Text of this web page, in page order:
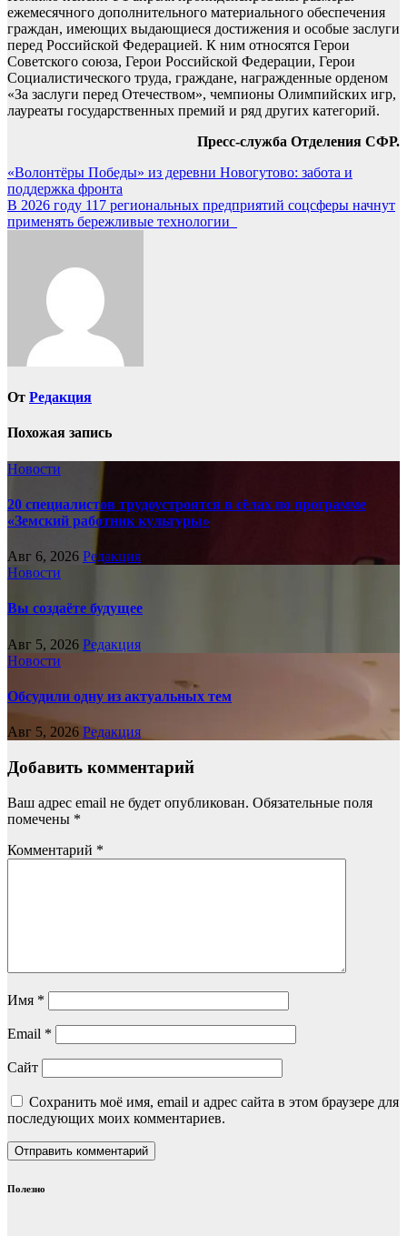
ежемесячного дополнительного материального обеспечения
граждан, имеющих выдающиеся достижения и особые заслуги
перед Российской Федерацией. К ним относятся Герои
Советского союза, Герои Российской Федерации, Герои
Социалистического труда, граждане, награжденные орденом
«За заслуги перед Отечеством», чемпионы Олимпийских игр,
лауреаты государственных премий и ряд других категорий.
Пресс-служба Отделения CФР.
Навигация
по
записям
«Волонтёры Победы» из деревни Новогутово: забота и
поддержка фронта
В 2026 году 117 региональных предприятий соцсферы начнут
применять бережливые технологии
От Редакция
Похожая запись
Новости
20 специалистов трудоустроятся в сёлах по программе
«Земский работник культуры»
Авг 6, 2026 Редакция
Новости
Вы создаёте будущее
Авг 5, 2026 Редакция
Новости
Обсудили одну из актуальных тем
Авг 5, 2026 Редакция
Добавить комментарий
Ваш адрес email не будет опубликован. Обязательные поля
помечены *
Комментарий *
Имя *
Email *
Сайт
Сохранить моё имя, email и адрес сайта в этом браузере для
последующих моих комментариев.
Полезно